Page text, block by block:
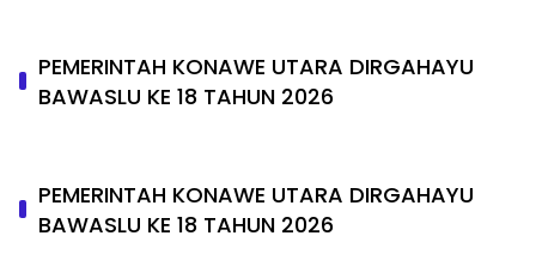
PEMERINTAH KONAWE UTARA DIRGAHAYU
BAWASLU KE 18 TAHUN 2026
PEMERINTAH KONAWE UTARA DIRGAHAYU
BAWASLU KE 18 TAHUN 2026